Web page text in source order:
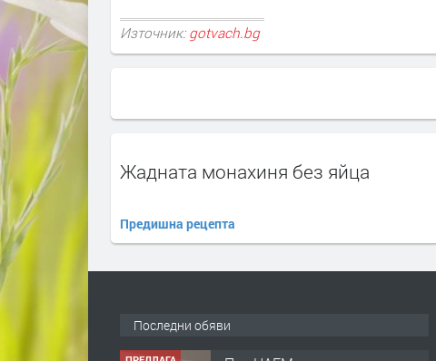
Източник: gotvach.bg
Жадната монахиня без яйца
Предишна рецепта
Последни обяви